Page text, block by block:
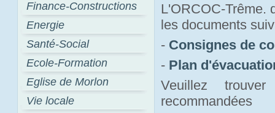
Finance-Constructions
Energie
Santé-Social
Ecole-Formation
Eglise de Morlon
Vie locale
L'ORCOC-Trême.
les documents
- Consignes de
- Plan
Veuillez
recommandées